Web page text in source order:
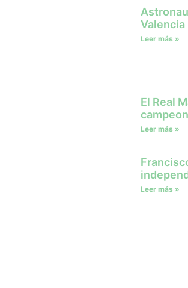
Valencia
Leer más »
El Real
Leer más »
Leer más »